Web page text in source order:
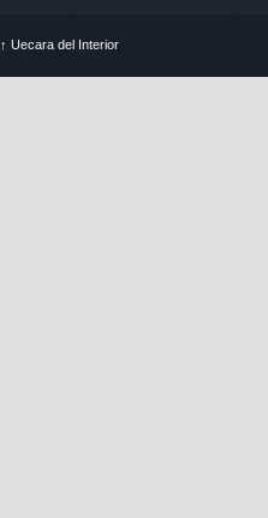
↑ Uecara del Interior